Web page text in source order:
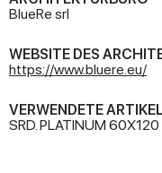
BlueRe srl
WEBSITE DES
https://www.bluere.eu/
VERWENDETE ARTIKEL
SRD. PLATINUM 60X120